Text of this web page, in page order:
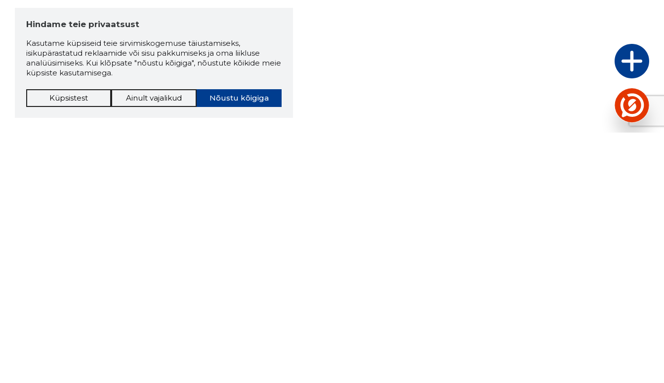
Hindame teie privaatsust
Kasutame küpsiseid teie sirvimiskogemuse täiustamiseks,
isikupärastatud reklaamide või sisu pakkumiseks ja oma liikluse
analüüsimiseks. Kui klõpsate "nõustu kõigiga", nõustute kõikide meie
küpsiste kasutamisega.
Nõustu kõigiga
Küpsistest Ainult vajalikud